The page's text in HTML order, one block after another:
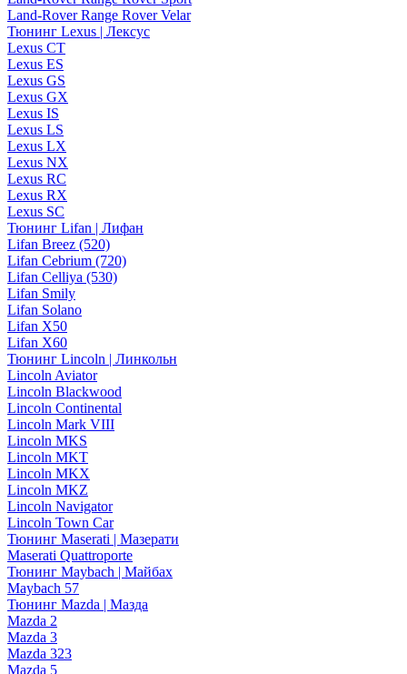
Land-Rover Range Rover Velar
Тюнинг Lexus | Лексус
Lexus CT
Lexus ES
Lexus GS
Lexus GX
Lexus IS
Lexus LS
Lexus LX
Lexus NX
Lexus RC
Lexus RX
Lexus SC
Тюнинг Lifan | Лифан
Lifan Breez (520)
Lifan Cebrium (720)
Lifan Celliya (530)
Lifan Smily
Lifan Solano
Lifan X50
Lifan X60
Тюнинг Lincoln | Линкольн
Lincoln Aviator
Lincoln Blackwood
Lincoln Continental
Lincoln Mark VIII
Lincoln MKS
Lincoln MKT
Lincoln MKX
Lincoln MKZ
Lincoln Navigator
Lincoln Town Car
Тюнинг Maserati | Мазерати
Maserati Quattroporte
Тюнинг Maybach | Майбах
Maybach 57
Тюнинг Mazda | Мазда
Mazda 2
Mazda 3
Mazda 323
Mazda 5